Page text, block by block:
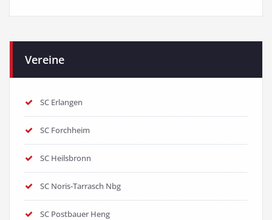
Vereine
SC Erlangen
SC Forchheim
SC Heilsbronn
SC Noris-Tarrasch Nbg
SC Postbauer Heng